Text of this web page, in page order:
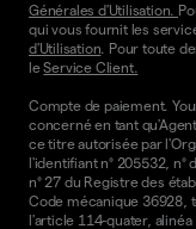
Générales d'Utilisation.
qui vous fournit les
d'Utilisation. Pour toute
leService Client.
Compte de paiement.
concerné en tant
ce titre autorisée par
l'identifiant n° 205532, n°
n° 27 du Registre des
Code mécanique 36928,
l'article 114-quater,